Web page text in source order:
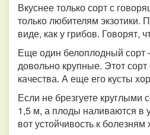
Вкуснее только сорт с
только любителям экзотики.
виде, как у грибов. Говорят,
Еще один белоплодный сорт
довольно крупные. Этот
качества. А еще его кусты
Если не брезгуете круглыми
1,5 м, а плоды наливаются в
вот устойчивость к болезням